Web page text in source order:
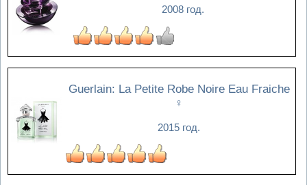
2008 год.
Guerlain: La Petite Robe Noire Eau Fraiche
♀
2015 год.